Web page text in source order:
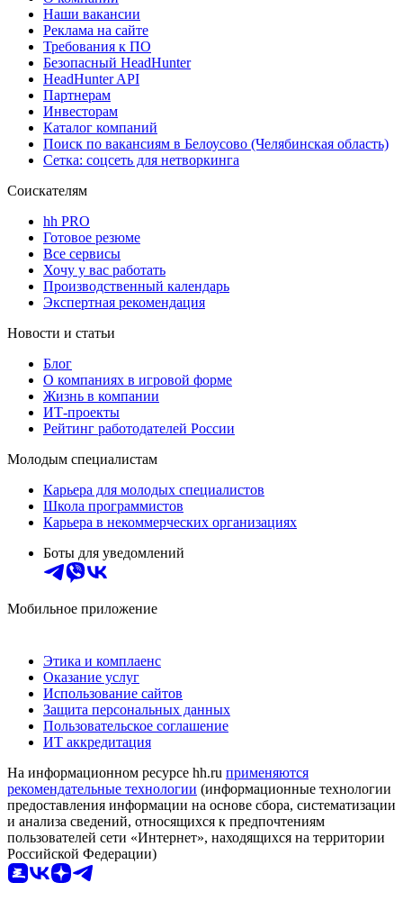
Наши вакансии
Реклама на сайте
Требования к ПО
Безопасный HeadHunter
HeadHunter API
Партнерам
Инвесторам
Каталог компаний
Поиск по вакансиям в Белоусово (Челябинская область)
Сетка: соцсеть для нетворкинга
Соискателям
hh PRO
Готовое резюме
Все сервисы
Хочу у вас работать
Производственный календарь
Экспертная рекомендация
Новости и статьи
Блог
О компаниях в игровой форме
Жизнь в компании
ИТ-проекты
Рейтинг работодателей России
Молодым специалистам
Карьера для молодых специалистов
Школа программистов
Карьера в некоммерческих организациях
Боты для уведомлений
Мобильное приложение
Этика и комплаенс
Оказание услуг
Использование сайтов
Защита персональных данных
Пользовательское соглашение
ИТ аккредитация
На информационном ресурсе hh.ru применяются
рекомендательные технологии (информационные технологии
предоставления информации на основе сбора, систематизации
и анализа сведений, относящихся к предпочтениям
пользователей сети «Интернет», находящихся на территории
Российской Федерации)